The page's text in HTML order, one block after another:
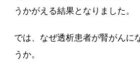
うかがえる結果となりました。
では、なぜ透析患者が腎がんに
うか。